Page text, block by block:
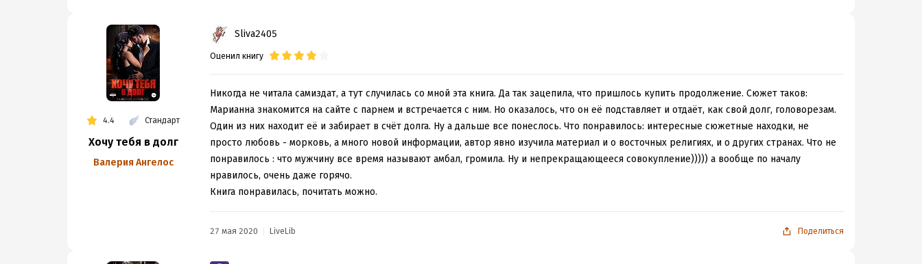
ли Марианна на отчаянный шаг… Что победит.. ее независимость и свобода от Дудаева или любовь к человеку,который не жалея себя
идет на пролом, ради нее, и ради сына который не родился,и который родился, но о котором Амир еще не знает
История сногшибательная, читала на одном дыхании,. Нельзя сказать, что эта история более жестокая или грубая по сравнению с
обе книги.
4.4 Стандарт
Хочу тебя в долг
Валерия Ангелос
Sliva2405
Оценил книгу
Никогда не читала самиздат, а тут случилась со мной эта книга. Да так зацепила, что пришлось купить продолжение. Сюжет таков:
Марианна знакомится на сайте с парнем и встречается с ним. Но оказалось, что он её подставляет и отдаёт, как свой долг, головорезам.
Один из них находит её и забирает в счёт долга. Ну а дальше все понеслось. Что понравилось: интересные сюжетные находки, не
просто любовь - морковь, а много новой информации, автор явно изучила материал и о восточных религиях, и о других странах. Что не
понравилось : что мужчину все время называют амбал, громила. Ну и непрекращающееся совокупление))))) а вообще по началу
нравилось, очень даже горячо.
Книга понравилась, почитать можно.
27 мая 2020 LiveLib Поделиться